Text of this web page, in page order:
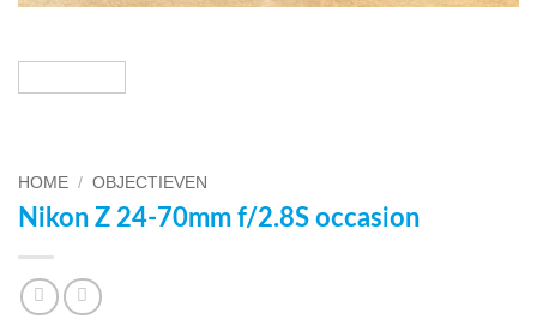
HOME / OBJECTIEVEN
Nikon Z 24-70mm f/2.8S occasion